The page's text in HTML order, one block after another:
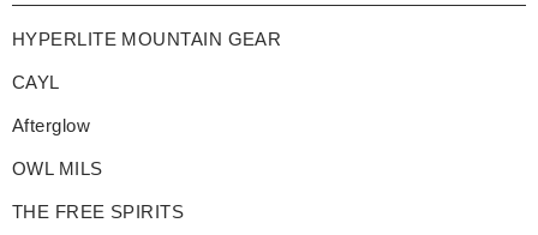
HYPERLITE MOUNTAIN GEAR
CAYL
Afterglow
OWL MILS
THE FREE SPIRITS